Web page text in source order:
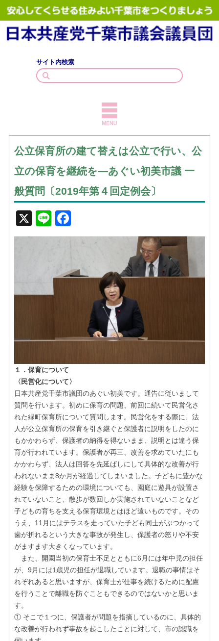
サイト内検索
政策・見解
お問い合せ
公立保育所の建て替えは公立で行い、公
立の保育を継続を―あぐい初美市議 一
般質問〔2019年第４回定例会〕
X Line
１．保育について
〈民営化について〉
日本共産党千葉市議団のあぐい初美です。通告に従いまして
質問を行います。初めに保育の問題、前回に続いて民営化さ
れた緑町保育所について質問します。民営化をする際に、法
人が公立保育所の保育を引き継ぐと保護者に説明をしたのに
もかかわらず、保護者の納得を得ないまま、説明とは違う保
育が行われています。保護者が再三、改善を求めていたにも
かかわらず、法人は回答を先延ばしにして具体的な改善が行
われないまま8か月が経過してしまいました。子どもに豊かな
経験を保障するための環境についても、園庭に遊具が設置さ
れていないこと、散歩が数回しか実施されていないことなど
子どもの育ちを支える保育環境とはほど遠いものです。その
うえ、11月にはテラスを走っていた子ども同士がぶつかって
歯が折れるという大きな事故が発生し、保護者の怒りや不安
がますます大きくなっています。
また、開園当初の保育士不足とともに6月には年中児の担任
が、9月には1歳児の担任が退職しています。退職の事情はそ
れぞれあると思いますが、保育士が仕事を続けるために配慮
を行うことで離職を防ぐこともできるのではないかと思いま
す。
① そこで１つに、保護者が問題を指摘しているのに、具体的
な改善が行われず事故を起こしたことに対して、市の認識を